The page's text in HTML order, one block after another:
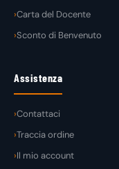
Carta del Docente
Sconto di Benvenuto
Assistenza
Contattaci
Traccia ordine
Il mio account